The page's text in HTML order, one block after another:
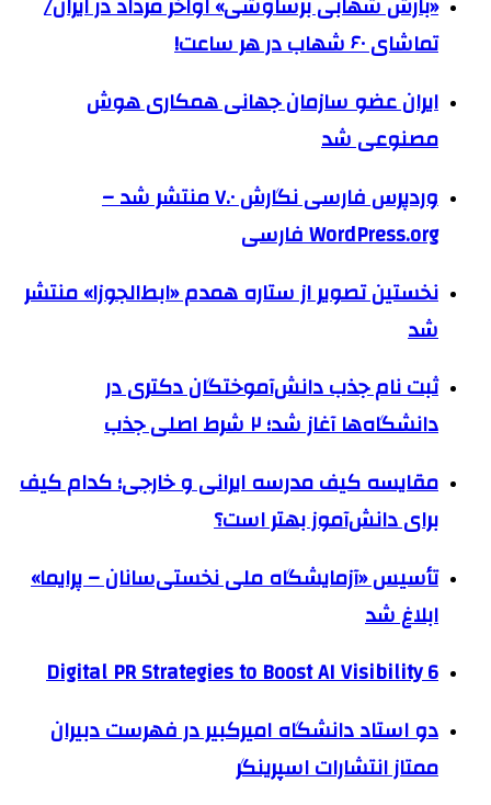
تماشای ۶۰ شهاب در هر ساعت!
ایران عضو سازمان جهانی همکاری هوش
مصنوعی شد
وردپرس فارسی نگارش ۷.۰ منتشر شد –
WordPress.org فارسی
نخستین تصویر از ستاره همدم «ابط‌الجوزا» منتشر
شد
ثبت نام جذب دانش‌آموختگان دکتری در
دانشگاه‌ها آغاز شد؛ ۲ شرط اصلی جذب
مقایسه کیف مدرسه ایرانی و خارجی؛ کدام کیف
برای دانش‌آموز بهتر است؟
تأسیس «آزمایشگاه ملی نخستی‌سانان – پرایما»
ابلاغ شد
6 Digital PR Strategies to Boost AI Visibility
دو استاد دانشگاه امیرکبیر در فهرست دبیران
ممتاز انتشارات اسپرینگر